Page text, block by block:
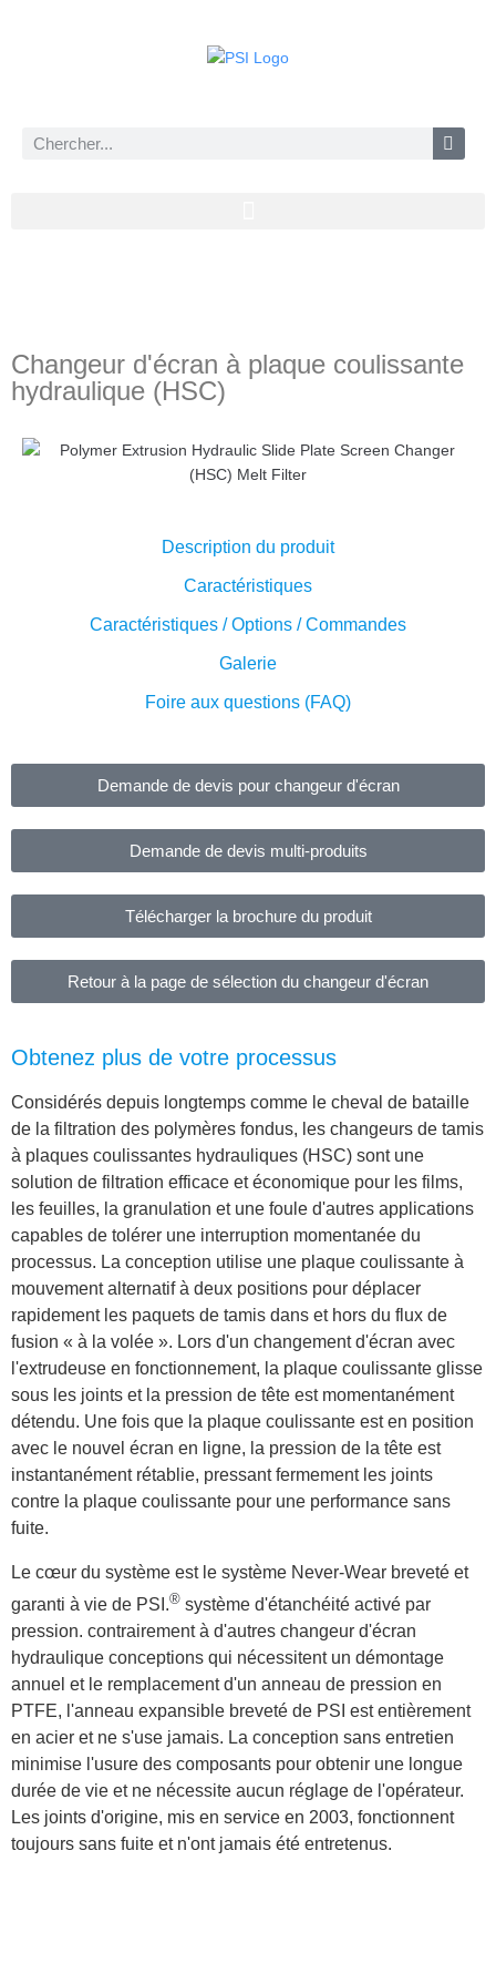
Changeur d'écran à plaque coulissante
hydraulique (HSC)
Description du produit
Caractéristiques
Caractéristiques / Options / Commandes
Galerie
Foire aux questions (FAQ)
Demande de devis pour changeur d'écran
Demande de devis multi-produits
Télécharger la brochure du produit
Retour à la page de sélection du changeur d'écran
Obtenez plus de votre processus
Considérés depuis longtemps comme le cheval de bataille
de la filtration des polymères fondus, les changeurs de tamis
à plaques coulissantes hydrauliques (HSC) sont une
solution de filtration efficace et économique pour les films,
les feuilles, la granulation et une foule d'autres applications
capables de tolérer une interruption momentanée du
processus. La conception utilise une plaque coulissante à
mouvement alternatif à deux positions pour déplacer
rapidement les paquets de tamis dans et hors du flux de
fusion « à la volée ». Lors d'un changement d'écran avec
l'extrudeuse en fonctionnement, la plaque coulissante glisse
sous les joints et la pression de tête est momentanément
détendu. Une fois que la plaque coulissante est en position
avec le nouvel écran en ligne, la pression de la tête est
instantanément rétablie, pressant fermement les joints
contre la plaque coulissante pour une performance sans
fuite.
Le cœur du système est le système Never-Wear breveté et
garanti à vie de PSI.® système d'étanchéité activé par
pression. contrairement à d'autres changeur d'écran
hydraulique conceptions qui nécessitent un démontage
annuel et le remplacement d'un anneau de pression en
PTFE, l'anneau expansible breveté de PSI est entièrement
en acier et ne s'use jamais. La conception sans entretien
minimise l'usure des composants pour obtenir une longue
durée de vie et ne nécessite aucun réglage de l'opérateur.
Les joints d'origine, mis en service en 2003, fonctionnent
toujours sans fuite et n'ont jamais été entretenus.